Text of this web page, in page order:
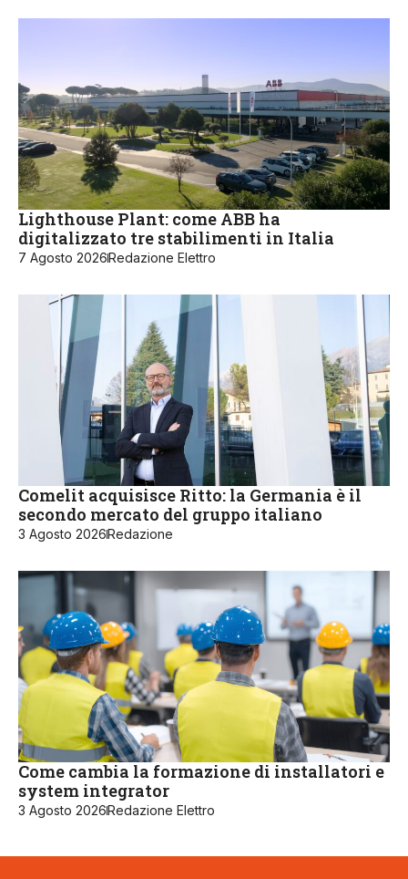
Lighthouse Plant: come ABB ha
digitalizzato tre stabilimenti in Italia
7 Agosto 2026Redazione Elettro
Comelit acquisisce Ritto: la Germania è il
secondo mercato del gruppo italiano
3 Agosto 2026Redazione
Come cambia la formazione di installatori e
system integrator
3 Agosto 2026Redazione Elettro